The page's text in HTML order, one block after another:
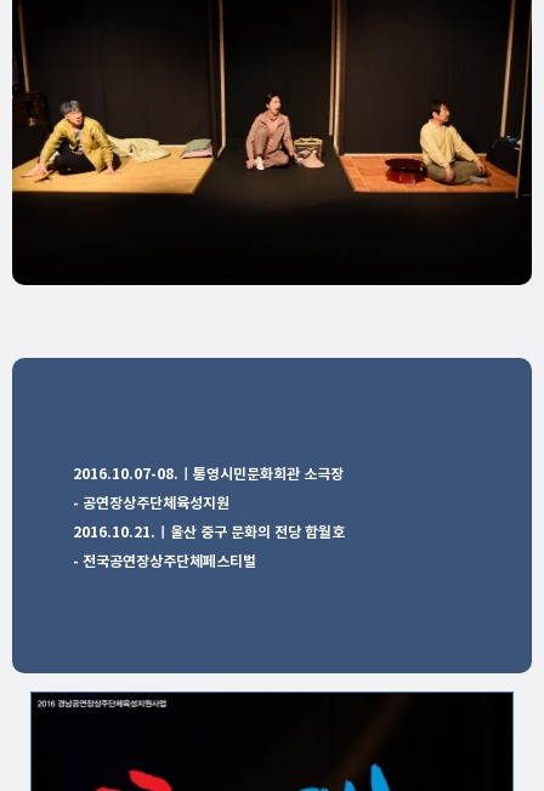
2016.10.07-08.ㅣ 통영시민문화회관 소극장
- 공연장상주단체육성지원
2016.10.21.ㅣ울산 중구 문화의 전당 함월호
- 전국공연장상주단체페스티벌